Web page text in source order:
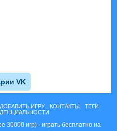
VK
ДОБАВИТЬ ИГРУ КОНТАКТЫ
ТЕГИ
30000 игр) - играть бесплатно на